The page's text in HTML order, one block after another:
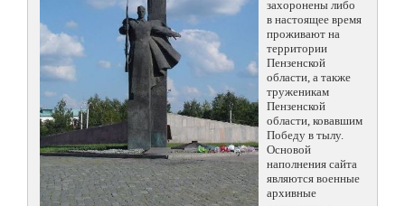
захоронены либо
в настоящее время
проживают на
территории
Пензенской
области, а также
труженикам
Пензенской
области, ковавшим
Победу в тылу.
Основой
наполнения сайта
являются военные
архивные